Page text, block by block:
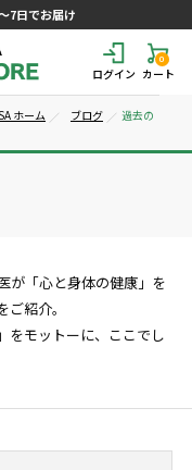
7日でお届け
ログイン
0
カート
ホーム ブログ
過去の
が「心と身体の健康」を
紹介。
をモットーに、ここでし